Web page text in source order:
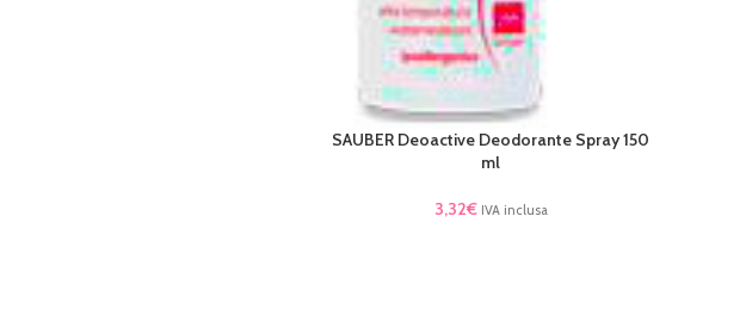
AGGIUNGI AL CARRELLO
SAUBER Deoactive Deodorante Spray 150
ml
3,32€ IVA inclusa